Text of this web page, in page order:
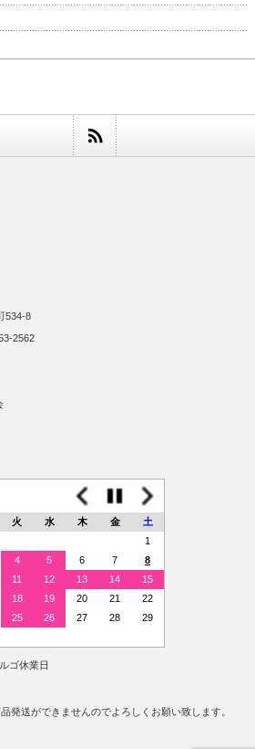
534-8
2562
火 水 木 金
土
1
4 5 6 7
8
11 12 13 14
15
18 19 20 21
22
25 26 27 28
29
ゴ休業日
発送ができませんのでよろしくお願い致します。